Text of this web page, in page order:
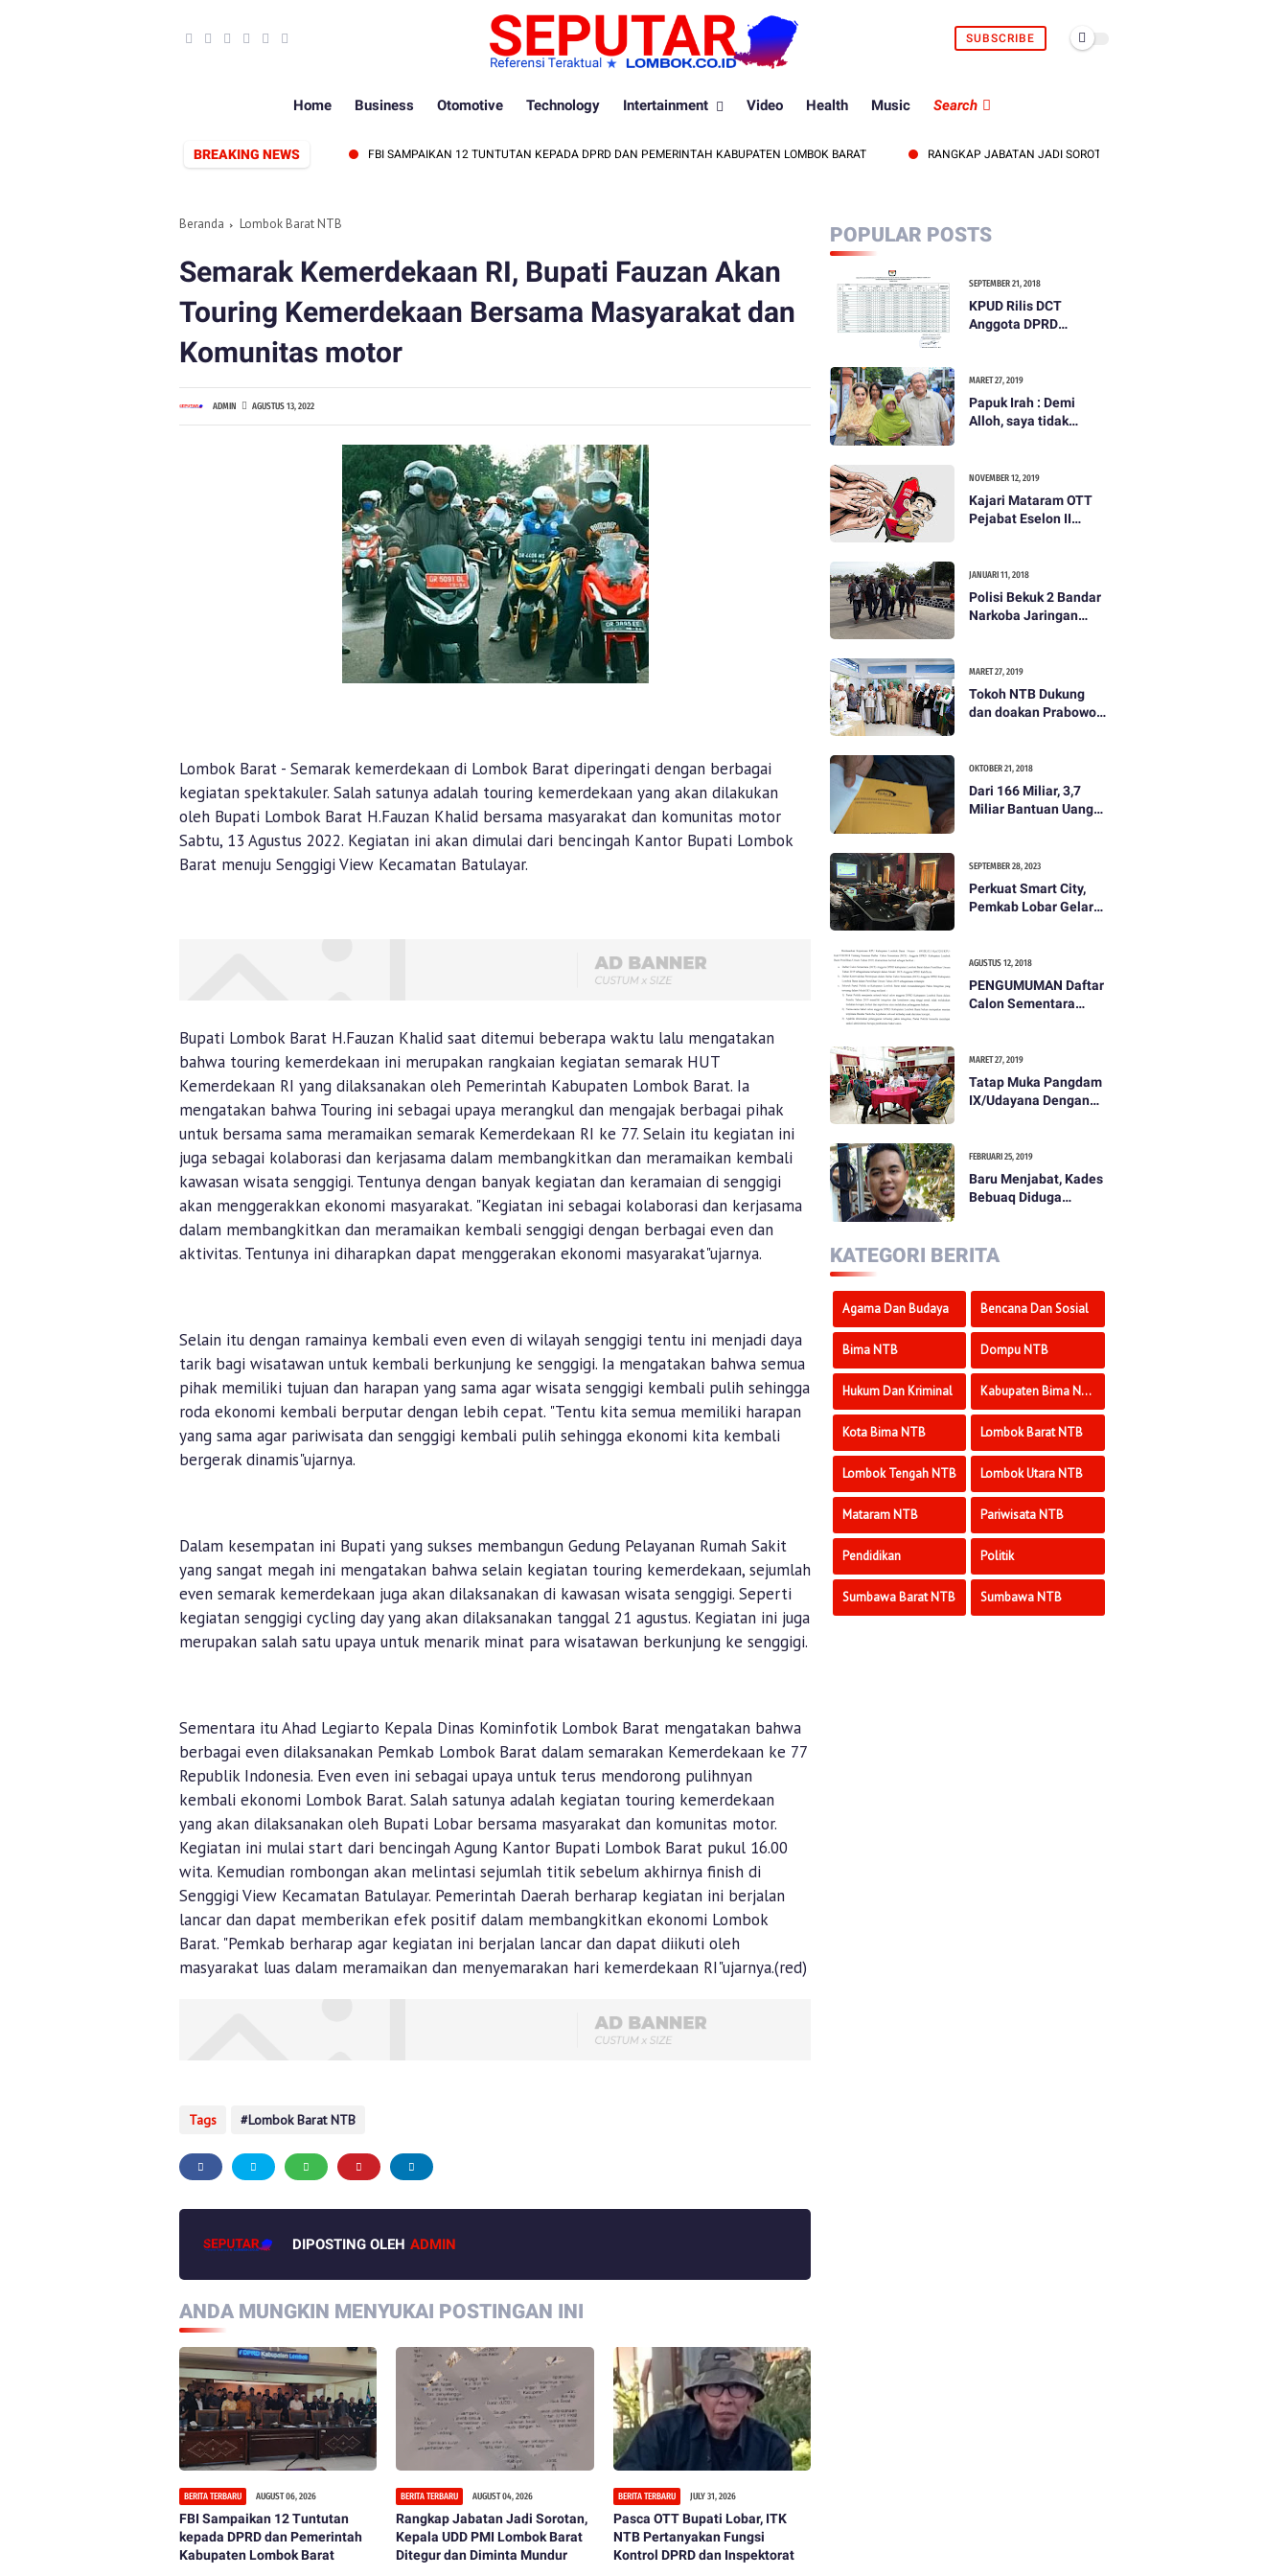
SUBSCRIBE
Home Business Otomotive Technology Intertainment Video Health Music Search
BREAKING NEWS
SIAP PERKUAT SINERGI PERS DAN PEMERINTAH FBI SAMPAIKAN 12 TUNTUTAN KEPADA DPRD DAN PEMERINTAH KABUPATEN LOMBOK BARAT RANGKAP JABATAN JADI SOROTAN, KEPALA UDD PMI LOMBOK BARAT
Beranda Lombok Barat NTB
Semarak Kemerdekaan RI, Bupati Fauzan Akan
Touring Kemerdekaan Bersama Masyarakat dan
Komunitas motor
ADMIN AGUSTUS 13, 2022
Lombok Barat - Semarak kemerdekaan di Lombok Barat diperingati dengan berbagai
kegiatan spektakuler. Salah satunya adalah touring kemerdekaan yang akan dilakukan
oleh Bupati Lombok Barat H.Fauzan Khalid bersama masyarakat dan komunitas motor
Sabtu, 13 Agustus 2022. Kegiatan ini akan dimulai dari bencingah Kantor Bupati Lombok
Barat menuju Senggigi View Kecamatan Batulayar.
Bupati Lombok Barat H.Fauzan Khalid saat ditemui beberapa waktu lalu mengatakan
bahwa touring kemerdekaan ini merupakan rangkaian kegiatan semarak HUT
Kemerdekaan RI yang dilaksanakan oleh Pemerintah Kabupaten Lombok Barat. Ia
mengatakan bahwa Touring ini sebagai upaya merangkul dan mengajak berbagai pihak
untuk bersama sama meramaikan semarak Kemerdekaan RI ke 77. Selain itu kegiatan ini
juga sebagai kolaborasi dan kerjasama dalam membangkitkan dan meramaikan kembali
kawasan wisata senggigi. Tentunya dengan banyak kegiatan dan keramaian di senggigi
akan menggerakkan ekonomi masyarakat. "Kegiatan ini sebagai kolaborasi dan kerjasama
dalam membangkitkan dan meramaikan kembali senggigi dengan berbagai even dan
aktivitas. Tentunya ini diharapkan dapat menggerakan ekonomi masyarakat"ujarnya.
Selain itu dengan ramainya kembali even even di wilayah senggigi tentu ini menjadi daya
tarik bagi wisatawan untuk kembali berkunjung ke senggigi. Ia mengatakan bahwa semua
pihak memiliki tujuan dan harapan yang sama agar wisata senggigi kembali pulih sehingga
roda ekonomi kembali berputar dengan lebih cepat. "Tentu kita semua memiliki harapan
yang sama agar pariwisata dan senggigi kembali pulih sehingga ekonomi kita kembali
bergerak dinamis"ujarnya.
Dalam kesempatan ini Bupati yang sukses membangun Gedung Pelayanan Rumah Sakit
yang sangat megah ini mengatakan bahwa selain kegiatan touring kemerdekaan, sejumlah
even semarak kemerdekaan juga akan dilaksanakan di kawasan wisata senggigi. Seperti
kegiatan senggigi cycling day yang akan dilaksanakan tanggal 21 agustus. Kegiatan ini juga
merupakan salah satu upaya untuk menarik minat para wisatawan berkunjung ke senggigi.
Sementara itu Ahad Legiarto Kepala Dinas Kominfotik Lombok Barat mengatakan bahwa
berbagai even dilaksanakan Pemkab Lombok Barat dalam semarakan Kemerdekaan ke 77
Republik Indonesia. Even even ini sebagai upaya untuk terus mendorong pulihnyan
kembali ekonomi Lombok Barat. Salah satunya adalah kegiatan touring kemerdekaan
yang akan dilaksanakan oleh Bupati Lobar bersama masyarakat dan komunitas motor.
Kegiatan ini mulai start dari bencingah Agung Kantor Bupati Lombok Barat pukul 16.00
wita. Kemudian rombongan akan melintasi sejumlah titik sebelum akhirnya finish di
Senggigi View Kecamatan Batulayar. Pemerintah Daerah berharap kegiatan ini berjalan
lancar dan dapat memberikan efek positif dalam membangkitkan ekonomi Lombok
Barat. "Pemkab berharap agar kegiatan ini berjalan lancar dan dapat diikuti oleh
masyarakat luas dalam meramaikan dan menyemarakan hari kemerdekaan RI"ujarnya.(red)
Tags Lombok Barat NTB
DIPOSTING OLEH ADMIN
ANDA MUNGKIN MENYUKAI POSTINGAN INI
BERITA TERBARU AUGUST 06, 2026
FBI Sampaikan 12 Tuntutan
kepada DPRD dan Pemerintah
Kabupaten Lombok Barat
BERITA TERBARU AUGUST 04, 2026
Rangkap Jabatan Jadi Sorotan,
Kepala UDD PMI Lombok Barat
Ditegur dan Diminta Mundur
BERITA TERBARU JULY 31, 2026
Pasca OTT Bupati Lobar, ITK
NTB Pertanyakan Fungsi
Kontrol DPRD dan Inspektorat
POPULAR POSTS
SEPTEMBER 21, 2018
KPUD Rilis DCT
Anggota DPRD
MARET 27, 2019
Papuk Irah : Demi
Alloh, saya tidak
itu bohong
NOVEMBER 12, 2019
Kajari Mataram OTT
Pejabat Eselon II
JANUARI 11, 2018
Polisi Bekuk 2 Bandar
Narkoba Jaringan
MARET 27, 2019
Tokoh NTB Dukung
dan doakan Prabowo
OKTOBER 21, 2018
Dari 166 Miliar, 3,7
Miliar Bantuan Uang
SEPTEMBER 28, 2023
Perkuat Smart City,
Pemkab Lobar Gelar
AGUSTUS 12, 2018
PENGUMUMAN Daftar
Calon Sementara
Daerah Kabupaten
Lombok Barat Dalam
Pemilihan Umum
Tahun 2019
MARET 27, 2019
Tatap Muka Pangdam
IX/Udayana Dengan
FEBRUARI 25, 2019
Baru Menjabat, Kades
Bebuaq Diduga
KATEGORI BERITA
Agama Dan Budaya Bencana Dan Sosial
Bima NTB Dompu NTB
Hukum Dan Kriminal Kabupaten Bima NTB
Kota Bima NTB Lombok Barat NTB
Lombok Tengah NTB Lombok Utara NTB
Mataram NTB Pariwisata NTB
Pendidikan Politik
Sumbawa Barat NTB Sumbawa NTB